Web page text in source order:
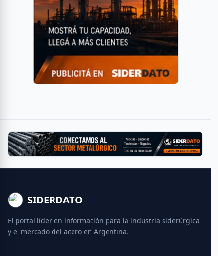
SIDERDATO
El portal líder en información para la industria siderúrgica
y el mercado del acero en Argentina.